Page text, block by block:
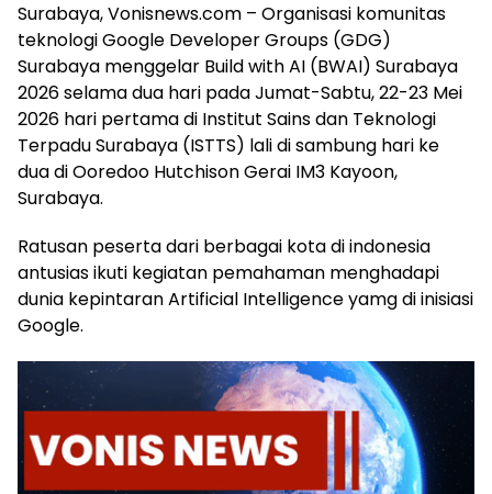
Surabaya, Vonisnews.com – Organisasi komunitas
teknologi Google Developer Groups (GDG)
Surabaya menggelar Build with AI (BWAI) Surabaya
2026 selama dua hari pada Jumat-Sabtu, 22-23 Mei
2026 hari pertama di Institut Sains dan Teknologi
Terpadu Surabaya (ISTTS) lali di sambung hari ke
dua di Ooredoo Hutchison Gerai IM3 Kayoon,
Surabaya.
Ratusan peserta dari berbagai kota di indonesia
antusias ikuti kegiatan pemahaman menghadapi
dunia kepintaran Artificial Intelligence yamg di inisiasi
Google.